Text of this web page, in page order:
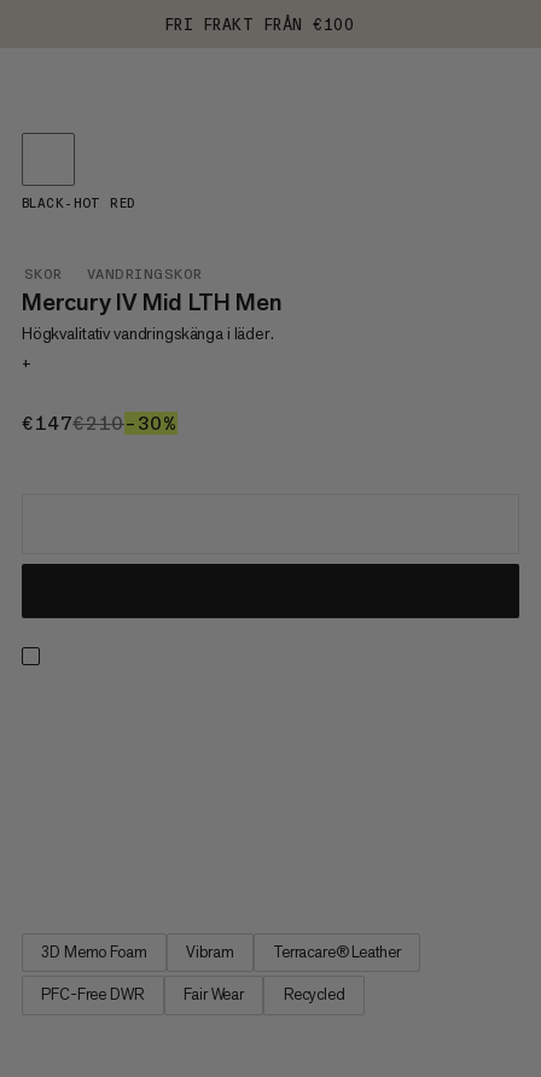
FRI FRAKT FRÅN €100
SKOR VANDRINGSKOR
Mercury IV Mid LTH Men
Högkvalitativ vandringskänga i läder.
+
€147€147
€210€210
–30%
BLACK-HOT RED
3D Memo Foam Vibram Terracare® Leather
PFC-Free DWR Fair Wear Recycled